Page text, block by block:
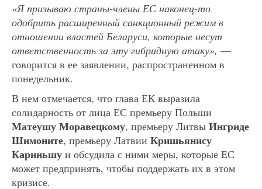
«Я призываю страны-члены ЕС наконец-то
одобрить расширенный санкционный режим в
отношении властей Беларуси, которые несут
ответственность за эту гибридную атаку», —
говорится в ее заявлении, распространенном в
понедельник.
В нем отмечается, что глава ЕК выразила
солидарность от лица ЕС премьеру Польши
Матеушу Моравецкому, премьеру Литвы Ингриде
Шимоните, премьеру Латвии Кришьянису
Кариньшу и обсудила с ними меры, которые ЕС
может предпринять, чтобы поддержать их в этом
кризисе.